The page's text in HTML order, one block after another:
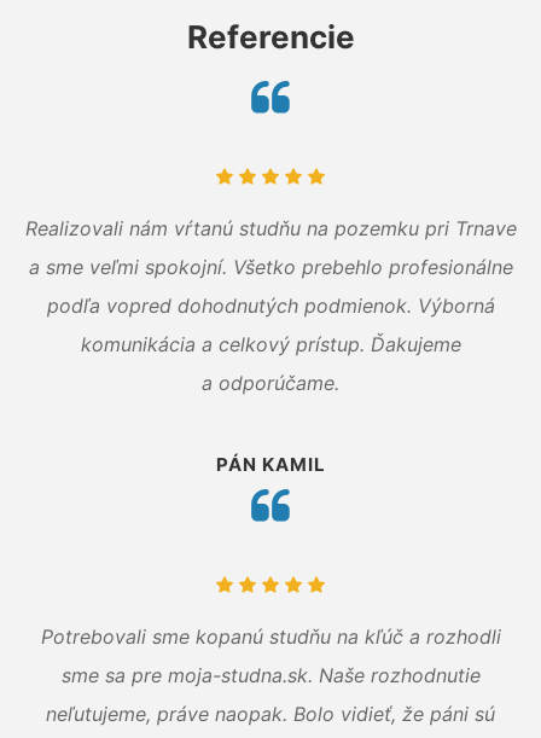
Referencie
Realizovali nám vŕtanú studňu na pozemku pri Trnave
a sme veľmi spokojní. Všetko prebehlo profesionálne
podľa vopred dohodnutých podmienok. Výborná
komunikácia a celkový prístup. Ďakujeme
a odporúčame.
PÁN KAMIL
Potrebovali sme kopanú studňu na kľúč a rozhodli
sme sa pre moja-studna.sk. Naše rozhodnutie
neľutujeme, práve naopak. Bolo vidieť, že páni sú